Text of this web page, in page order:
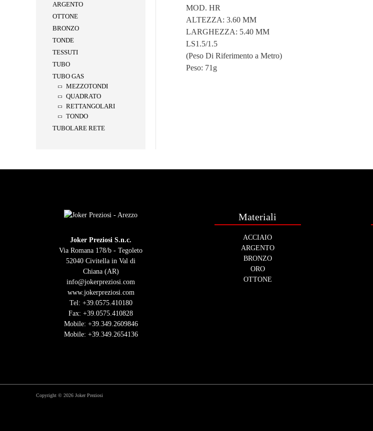
ARGENTO
OTTONE
BRONZO
TONDE
TESSUTI
TUBO
TUBO GAS
MEZZOTONDI
QUADRATO
RETTANGOLARI
TONDO
TUBOLARE RETE
MOD. HR
ALTEZZA: 3.60 MM
LARGHEZZA: 5.40 MM
LS1.5/1.5
(Peso Di Riferimento a Metro)
Peso: 71g
Joker Preziosi S.n.c.
Via Romana 178/b - Tegoleto
52040 Civitella in Val di
Chiana (AR)
info@jokerpreziosi.com
www.jokerpreziosi.com
Tel: +39.0575.410180
Fax: +39.0575.410828
Mobile: +39.349.2609846
Mobile: +39.349.2654136
Materiali
ACCIAIO
ARGENTO
BRONZO
ORO
OTTONE
Copyright © 2026 Joker Preziosi